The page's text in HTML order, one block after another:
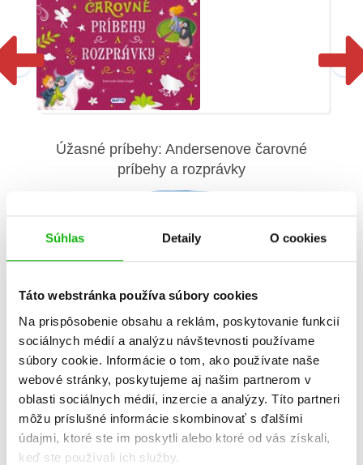
Súhlas Detaily O cookies
Táto webstránka používa súbory cookies
Na prispôsobenie obsahu a reklám, poskytovanie funkcií
sociálnych médií a analýzu návštevnosti používame
súbory cookie. Informácie o tom, ako používate naše
webové stránky, poskytujeme aj našim partnerom v
oblasti sociálnych médií, inzercie a analýzy. Títo partneri
môžu príslušné informácie skombinovať s ďalšími
údajmi, ktoré ste im poskytli alebo ktoré od vás získali,
keď ste používali ich služby.
Úžasné príbehy: Andersenove čarovné
príbehy a rozprávky
Hans Christian Andersen
Informácie
Žáner
ilustrované knihy
rozprávka